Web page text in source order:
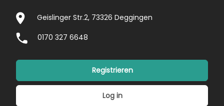
Geislinger Str.2, 73326 Deggingen
0170 327 6648
Registrieren
Log in